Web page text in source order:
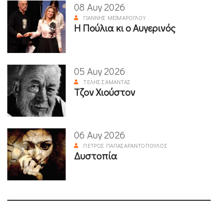
08 Αυγ 2026
ΓΙΆΝΝΗΣ ΜΕΪΜΆΡΟΓΛΟΥ
Η Πούλια κι ο Αυγερινός
05 Αυγ 2026
ΤΈΛΗΣ ΣΑΜΑΝΤΆΣ
Τζον Χιούστον
06 Αυγ 2026
ΠΈΤΡΟΣ ΠΑΠΑΣΑΡΑΝΤΌΠΟΥΛΟΣ
Δυστοπία